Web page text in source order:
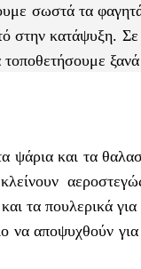
σωστά τα
στην κατάψυξη.
ψάρια και τα
τα πουλερικά
να αποψυχθούν